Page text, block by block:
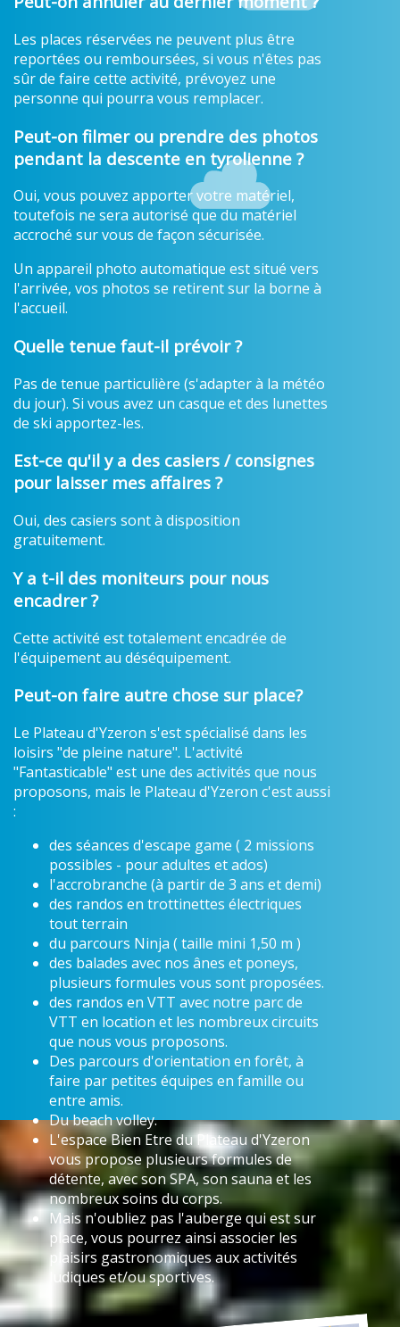
Les places réservées ne peuvent plus être
reportées ou remboursées, si vous n'êtes pas
sûr de faire cette activité, prévoyez une
personne qui pourra vous remplacer.
Peut-on filmer ou prendre des photos
pendant la descente en tyrolienne ?
Oui, vous pouvez apporter votre matériel,
toutefois ne sera autorisé que du matériel
accroché sur vous de façon sécurisée.
Un appareil photo automatique est situé vers
l'arrivée, vos photos se retirent sur la borne à
l'accueil.
Quelle tenue faut-il prévoir ?
Pas de tenue particulière (s'adapter à la météo
du jour). Si vous avez un casque et des lunettes
de ski apportez-les.
Est-ce qu'il y a des casiers / consignes
pour laisser mes affaires ?
Oui, des casiers sont à disposition
gratuitement.
Y a t-il des moniteurs pour nous
encadrer ?
Cette activité est totalement encadrée de
l'équipement au déséquipement.
Peut-on faire autre chose sur place?
Le Plateau d'Yzeron s'est spécialisé dans les
loisirs "de pleine nature". L'activité
"Fantasticable" est une des activités que nous
proposons, mais le Plateau d'Yzeron c'est aussi
:
des séances d'escape game ( 2 missions
possibles - pour adultes et ados)
l'accrobranche (à partir de 3 ans et demi)
des randos en trottinettes électriques
tout terrain
du parcours Ninja ( taille mini 1,50 m )
des balades avec nos ânes et poneys,
plusieurs formules vous sont proposées.
des randos en VTT avec notre parc de
VTT en location et les nombreux circuits
que nous vous proposons.
Des parcours d'orientation en forêt, à
faire par petites équipes en famille ou
entre amis.
Du beach volley.
L'espace Bien Etre du Plateau d'Yzeron
vous propose plusieurs formules de
détente, avec son SPA, son sauna et les
nombreux soins du corps.
Mais n'oubliez pas l'auberge qui est sur
place, vous pourrez ainsi associer les
plaisirs gastronomiques aux activités
ludiques et/ou sportives.